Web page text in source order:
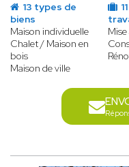
13 types de
biens
Maison individuelle
Chalet / Maison en
bois
Maison de ville